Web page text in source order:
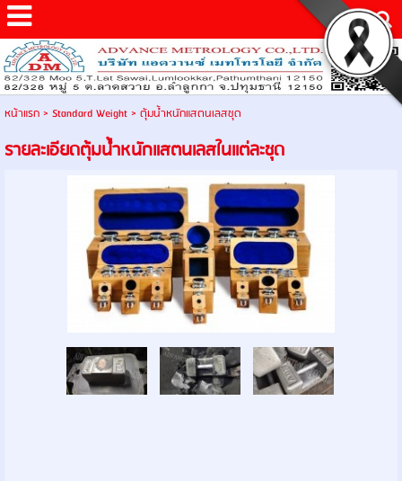
หน้าแรก> Standard Weight> ตุ้มน้ำหนักแสตนเลสชุด
รายละเอียดตุ้มน้ำหนักแสตนเลสในเเต่ละชุด